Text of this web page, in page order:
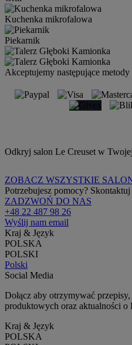
Kuchenka mikrofalowa
Piekarnik
Akceptujemy następujące metody
Odkryj salon Le Creuset w
ZOBACZ WSZYSTKIE
Potrzebujesz pomocy? Skontaktuj
ZADZWOŃ DO NAS
+48 22 487 98 26
Wyślij nam email
Kraj & Język
POLSKA
POLSKI
Polski
Social Media
Dołącz aby otrzymywać
produktowych oraz aktualności o
Kraj & Język
POLSKA